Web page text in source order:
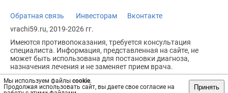
Мы используем файлы cookie.
Продолжая использовать сайт, вы даете свое согласие на
Принять
Обратная связь Инвесторам
Вконтакте
vrachi59.ru, 2019-2026 гг.
Имеются противопоказания, требуется консультация
специалиста. Информация, представленная на сайте, не
может быть использована для постановки диагноза,
назначения лечения и не заменяет прием врача.
Возрастное ограничение: 18+